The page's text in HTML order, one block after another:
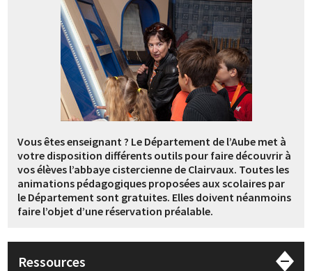
Vous êtes enseignant ? Le Département de l’Aube met à
votre disposition différents outils pour faire découvrir à
vos élèves l’abbaye cistercienne de Clairvaux. Toutes les
animations pédagogiques proposées aux scolaires par
le Département sont gratuites. Elles doivent néanmoins
faire l’objet d’une réservation préalable.
Ressources